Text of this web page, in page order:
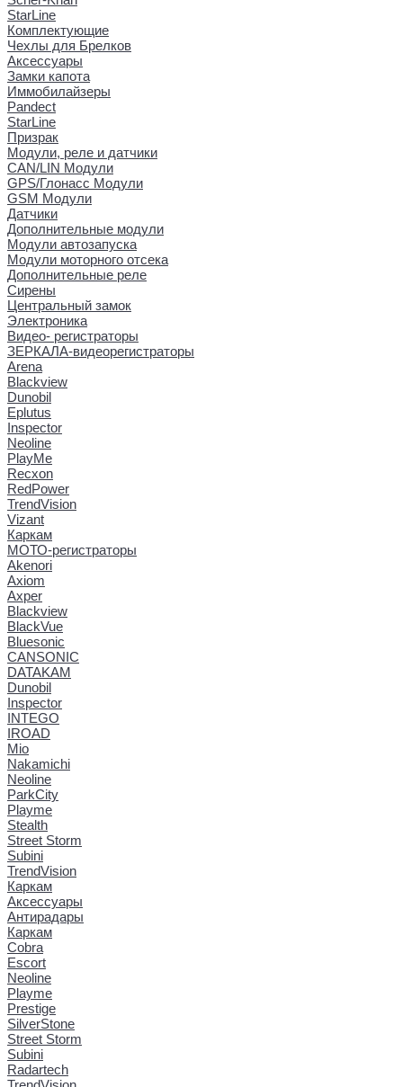
StarLine
Комплектующие
Чехлы для Брелков
Аксессуары
Замки капота
Иммобилайзеры
Pandect
StarLine
Призрак
Модули, реле и датчики
CAN/LIN Модули
GPS/Глонасс Модули
GSM Модули
Датчики
Дополнительные модули
Модули автозапуска
Модули моторного отсека
Дополнительные реле
Сирены
Центральный замок
Электроника
Видео- регистраторы
ЗЕРКАЛА-видеорегистраторы
Arena
Blackview
Dunobil
Eplutus
Inspector
Neoline
PlayMe
Recxon
RedPower
TrendVision
Vizant
Каркам
МОТО-регистраторы
Akenori
Axiom
Axper
Blackview
BlackVue
Bluesonic
CANSONIC
DATAKAM
Dunobil
Inspector
INTEGO
IROAD
Mio
Nakamichi
Neoline
ParkCity
Playme
Stealth
Street Storm
Subini
TrendVision
Каркам
Аксессуары
Антирадары
Каркам
Cobra
Escort
Neoline
Playme
Prestige
SilverStone
Street Storm
Subini
Radartech